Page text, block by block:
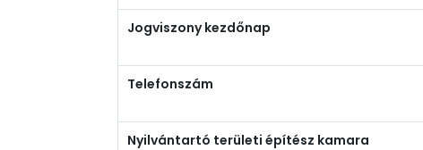
Jogviszony kezdőnap
Telefonszám
Nyilvántartó területi építész kamara